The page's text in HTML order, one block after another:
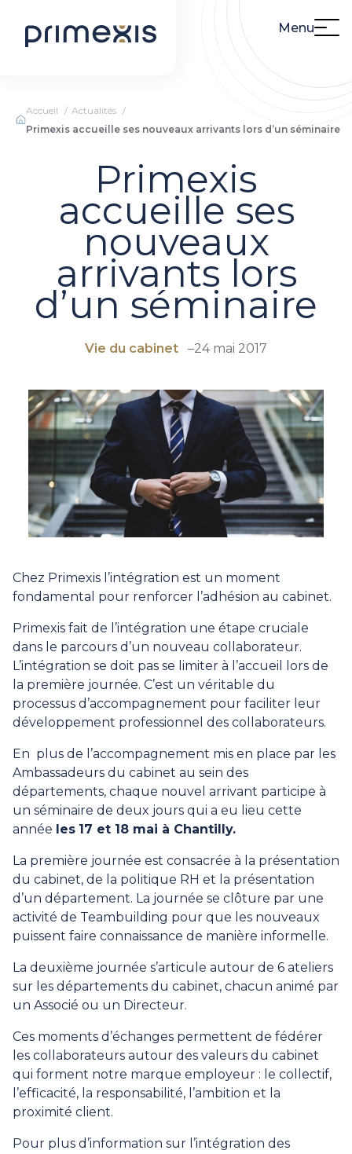
Menu
Accueil
Actualités
Primexis accueille ses nouveaux arrivants lors d’un séminaire
Primexis
accueille ses
nouveaux
arrivants lors
d’un séminaire
Vie du cabinet –24 mai 2017
Chez Primexis l’intégration est un moment
fondamental pour renforcer l’adhésion au cabinet.
Primexis fait de l’intégration une étape cruciale
dans le parcours d’un nouveau collaborateur.
L’intégration se doit pas se limiter à l’accueil lors de
la première journée. C’est un véritable du
processus d’accompagnement pour faciliter leur
développement professionnel des collaborateurs.
En plus de l’accompagnement mis en place par les
Ambassadeurs du cabinet au sein des
départements, chaque nouvel arrivant participe à
un séminaire de deux jours qui a eu lieu cette
année les 17 et 18 mai à Chantilly.
La première journée est consacrée à la présentation
du cabinet, de la politique RH et la présentation
d’un département. La journée se clôture par une
activité de Teambuilding pour que les nouveaux
puissent faire connaissance de manière informelle.
La deuxième journée s’articule autour de 6 ateliers
sur les départements du cabinet, chacun animé par
un Associé ou un Directeur.
Ces moments d’échanges permettent de fédérer
les collaborateurs autour des valeurs du cabinet
qui forment notre marque employeur : le collectif,
l’efficacité, la responsabilité, l’ambition et la
proximité client.
Pour plus d’information sur l’intégration des